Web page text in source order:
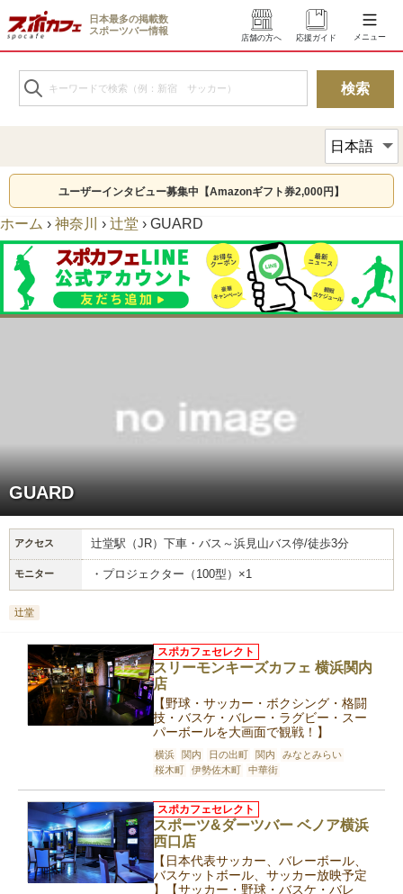
日本最多の掲載数
スポーツバー情報
店舗の方へ 応援ガイド メニュー
ユーザーインタビュー募集中【Amazonギフト券2,000円】
ホーム › 神奈川 › 辻堂 › GUARD
GUARD
アクセス 辻堂駅（JR）下車・バス～浜見山バス停/徒歩3分
モニター ・プロジェクター（100型）×1
辻堂
スリーモンキーズカフェ 横浜関内
店
スポカフェセレクト
【野球・サッカー・ボクシング・格闘
技・バスケ・バレー・ラグビー・スー
パーボールを大画面で観戦！】
横浜 関内 日の出町 関内
みなとみらい
桜木町
伊勢佐木町 中華街
スポーツ&ダーツバー ベノア横浜
西口店
スポカフェセレクト
【日本代表サッカー、バレーボール、
バスケットボール、サッカー放映予定
】【サッカー・野球・バスケ・バレ